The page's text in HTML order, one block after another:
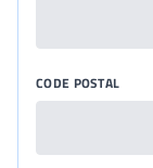
CODE POSTAL